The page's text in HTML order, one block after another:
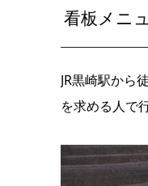
看板メニ
JR黒崎駅から
を求める人で